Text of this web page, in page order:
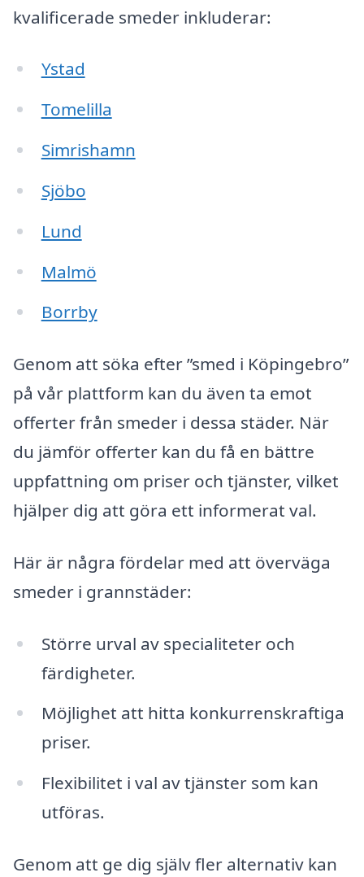
kvalificerade smeder inkluderar:
Ystad
Tomelilla
Simrishamn
Sjöbo
Lund
Malmö
Borrby
Genom att söka efter ”smed i Köpingebro”
på vår plattform kan du även ta emot
offerter från smeder i dessa städer. När
du jämför offerter kan du få en bättre
uppfattning om priser och tjänster, vilket
hjälper dig att göra ett informerat val.
Här är några fördelar med att överväga
smeder i grannstäder:
Större urval av specialiteter och
färdigheter.
Möjlighet att hitta konkurrenskraftiga
priser.
Flexibilitet i val av tjänster som kan
utföras.
Genom att ge dig själv fler alternativ kan